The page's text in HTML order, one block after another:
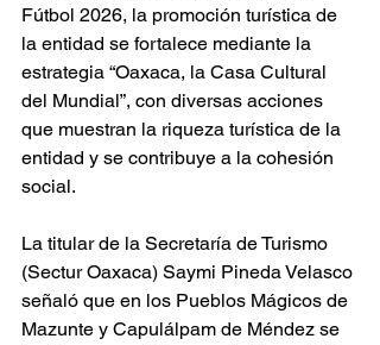
Fútbol 2026, la promoción turística de
la entidad se fortalece mediante la
estrategia “Oaxaca, la Casa Cultural
del Mundial”, con diversas acciones
que muestran la riqueza turística de la
entidad y se contribuye a la cohesión
social.
La titular de la Secretaría de Turismo
(Sectur Oaxaca) Saymi Pineda Velasco
señaló que en los Pueblos Mágicos de
Mazunte y Capulálpam de Méndez se